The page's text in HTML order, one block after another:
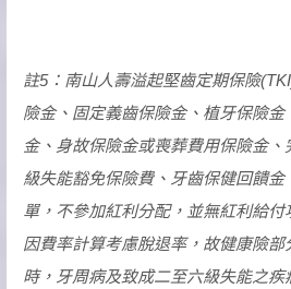
註5：南山人壽溢起堅齒定期保險
險金、固定義齒保險金、植牙保險
金、身故保險金或喪葬費用保險金
級失能豁免保險費、牙齒保健回饋
單，不參加紅利分配，並無紅利給
因費率計算考慮脫退率，故健康險
時，牙周病及致成二至六級失能之